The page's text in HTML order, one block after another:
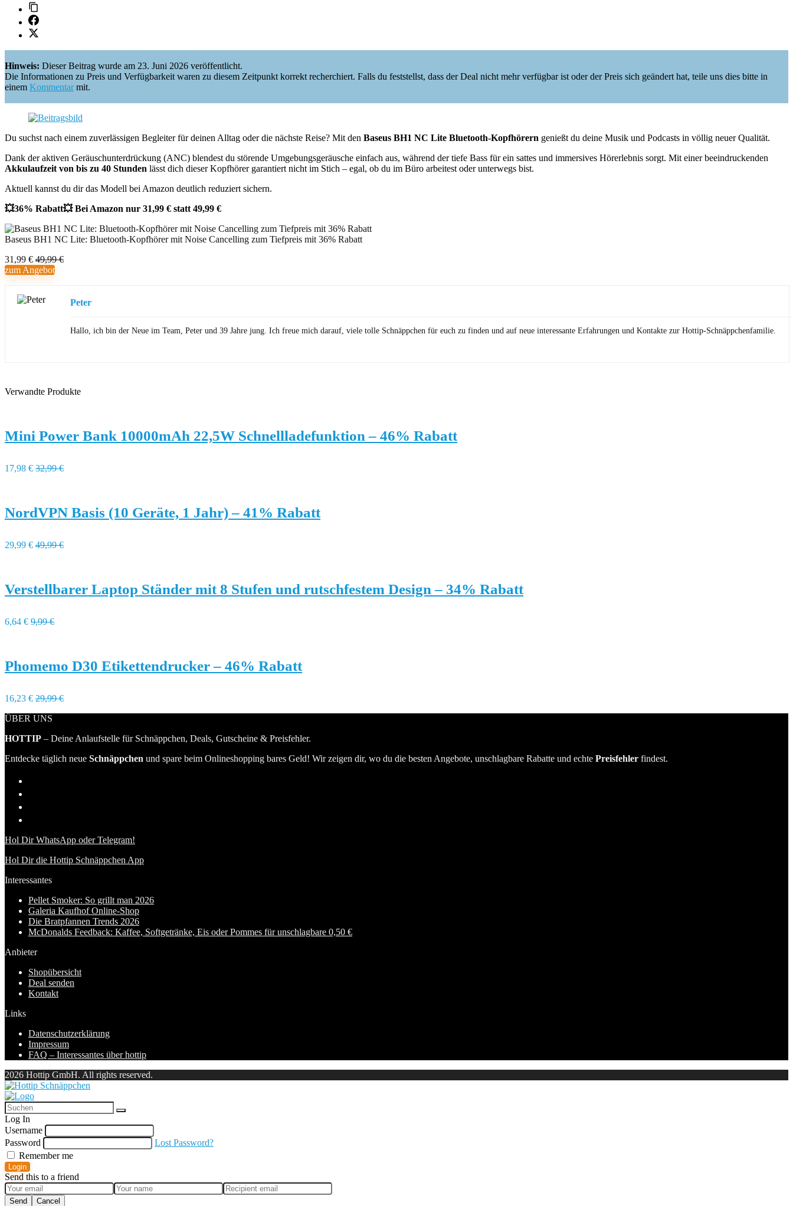
Hinweis: Dieser Beitrag wurde am 23. Juni 2026 veröffentlicht.
Die Informationen zu Preis und Verfügbarkeit waren zu diesem Zeitpunkt korrekt recherchiert. Falls du feststellst, dass der Deal nicht mehr verfügbar ist oder der Preis sich geändert hat, teile uns dies bitte in
einem Kommentarmit.
Du suchst nach einem zuverlässigen Begleiter für deinen Alltag oder die nächste Reise? Mit den Baseus BH1 NC Lite Bluetooth-Kopfhörern genießt du deine Musik und Podcasts in völlig neuer Qualität.
Dank der aktiven Geräuschunterdrückung (ANC) blendest du störende Umgebungsgeräusche einfach aus, während der tiefe Bass für ein sattes und immersives Hörerlebnis sorgt. Mit einer beeindruckenden
Akkulaufzeit von bis zu 40 Stunden lässt dich dieser Kopfhörer garantiert nicht im Stich – egal, ob du im Büro arbeitest oder unterwegs bist.
Aktuell kannst du dir das Modell bei Amazon deutlich reduziert sichern.
💥36% Rabatt💥 Bei Amazon nur 31,99 € statt 49,99 €
Baseus BH1 NC Lite: Bluetooth-Kopfhörer mit Noise Cancelling zum Tiefpreis mit 36% Rabatt
31,99 € 49,99 €
zum Angebot
Peter
Hallo, ich bin der Neue im Team, Peter und 39 Jahre jung. Ich freue mich darauf, viele tolle Schnäppchen für euch zu finden und auf neue interessante Erfahrungen und Kontakte zur Hottip-Schnäppchenfamilie.
Verwandte Produkte
Mini Power Bank 10000mAh 22,5W Schnellladefunktion – 46% Rabatt
17,98 € 32,99 €
NordVPN Basis (10 Geräte, 1 Jahr) – 41% Rabatt
29,99 € 49,99 €
Verstellbarer Laptop Ständer mit 8 Stufen und rutschfestem Design – 34% Rabatt
6,64 € 9,99 €
Phomemo D30 Etikettendrucker – 46% Rabatt
16,23 € 29,99 €
ÜBER UNS
HOTTIP – Deine Anlaufstelle für Schnäppchen, Deals, Gutscheine & Preisfehler.
Entdecke täglich neue Schnäppchen und spare beim Onlineshopping bares Geld! Wir zeigen dir, wo du die besten Angebote, unschlagbare Rabatte und echte Preisfehler findest.
Hol Dir WhatsApp oder Telegram!
Hol Dir die Hottip Schnäppchen App
Interessantes
Pellet Smoker: So grillt man 2026
Galeria Kaufhof Online-Shop
Die Bratpfannen Trends 2026
McDonalds Feedback: Kaffee, Softgetränke, Eis oder Pommes für unschlagbare 0,50 €
Anbieter
Shopübersicht
Deal senden
Kontakt
Links
Datenschutzerklärung
Impressum
FAQ – Interessantes über hottip
2026 Hottip GmbH. All rights reserved.
Log In
Username
Password
Lost Password?
Remember me
Login
Send this to a friend
Send Cancel